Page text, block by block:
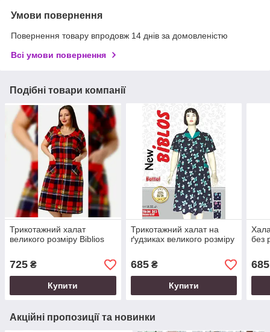
Умови повернення
Повернення товару впродовж 14 днів за домовленістю
Всі умови повернення
Подібні товари компанії
Трикотажний халат
великого розміру Biblios
725 ₴
Купити
Трикотажний халат на
ґудзиках великого розміру
685₴
Купити
без
685
Акційні пропозиції та новинки